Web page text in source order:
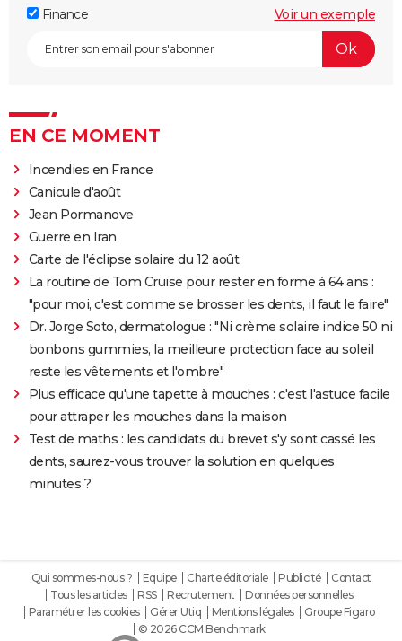
Finance Voir un exemple
EN CE MOMENT
Incendies en France
Canicule d'août
Jean Pormanove
Guerre en Iran
Carte de l'éclipse solaire du 12 août
La routine de Tom Cruise pour rester en forme à 64 ans :
"pour moi, c'est comme se brosser les dents, il faut le faire"
Dr. Jorge Soto, dermatologue : "Ni crème solaire indice 50 ni
bonbons gummies, la meilleure protection face au soleil
reste les vêtements et l'ombre"
Plus efficace qu'une tapette à mouches : c'est l'astuce facile
pour attraper les mouches dans la maison
Test de maths : les candidats du brevet s'y sont cassé les
dents, saurez-vous trouver la solution en quelques
minutes ?
Qui sommes-nous ? Equipe Charte éditoriale Publicité
Contact
Tous les articles
RSS Recrutement
Données personnelles
Paramétrer les cookies
Gérer Utiq Mentions légales
Groupe Figaro
© 2026 CCM Benchmark